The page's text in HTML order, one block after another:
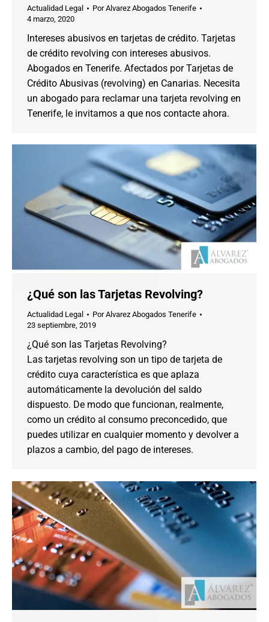
Actualidad Legal PorAlvarez Abogados Tenerife
4 marzo, 2020
Intereses abusivos en tarjetas de crédito. Tarjetas
de crédito revolving con intereses abusivos.
Abogados en Tenerife. Afectados por Tarjetas de
Crédito Abusivas (revolving) en Canarias. Necesita
un abogado para reclamar una tarjeta revolving en
Tenerife, le invitamos a que nos contacte ahora.
¿Qué son las Tarjetas Revolving?
Actualidad Legal PorAlvarez Abogados Tenerife
23 septiembre, 2019
¿Qué son las Tarjetas Revolving?
Las tarjetas revolving son un tipo de tarjeta de
crédito cuya característica es que aplaza
automáticamente la devolución del saldo
dispuesto. De modo que funcionan, realmente,
como un crédito al consumo preconcedido, que
puedes utilizar en cualquier momento y devolver a
plazos a cambio, del pago de intereses.